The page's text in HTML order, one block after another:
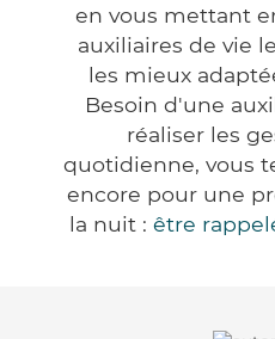
en vous mettant
auxiliaires de vie
les mieux
Besoin d'une
réaliser les
quotidienne, vous
encore pour une
la nuit : être